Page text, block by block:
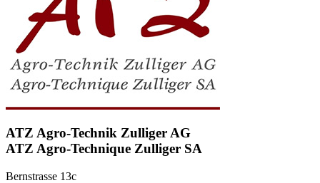
ATZ Agro-Technik Zulliger AG
ATZ Agro-Technique Zulliger SA
Bernstrasse 13c